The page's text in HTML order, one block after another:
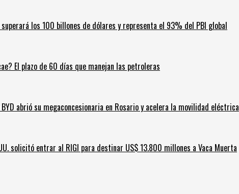
los 100 billones de dólares y representa el 93% del PBI global
El plazo de 60 días que manejan las petroleras
abrió su megaconcesionaria en Rosario y acelera la movilidad eléctrica
solicitó entrar al RIGI para destinar US$ 13.800 millones a Vaca Muerta